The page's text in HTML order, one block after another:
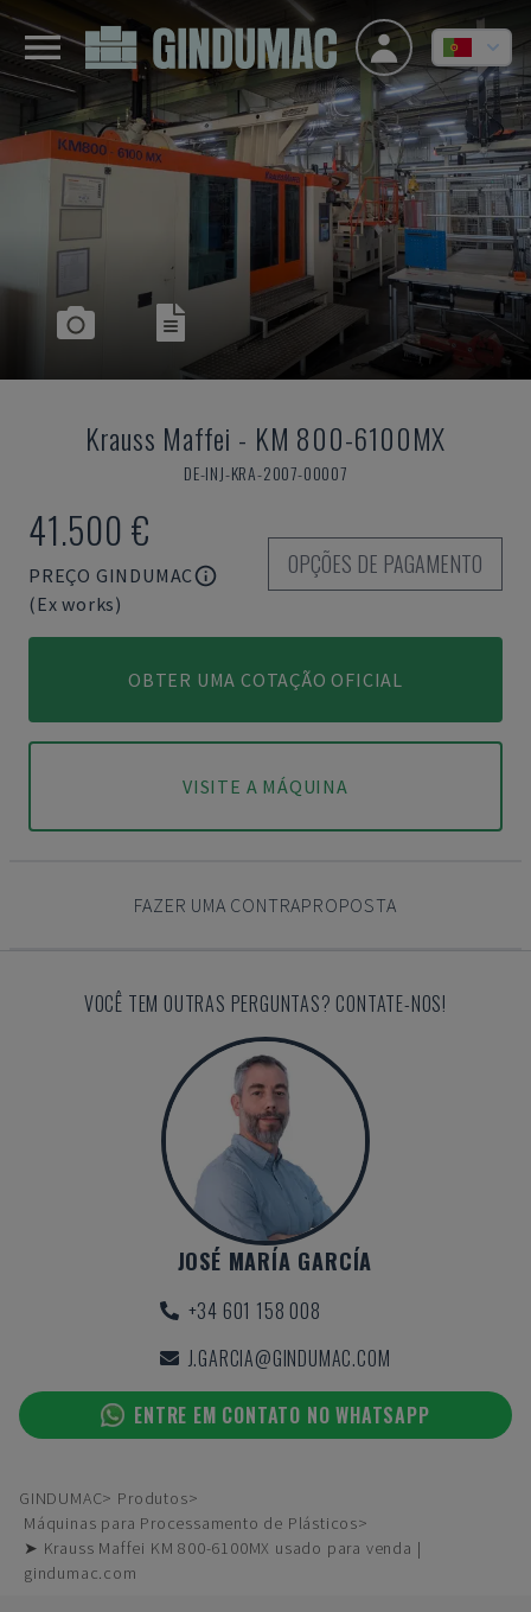
Krauss Maffei - KM 800-6100MX
DE-INJ-KRA-2007-00007
41.500 €
PREÇO GINDUMAC
(Ex works)
OPÇÕES DE PAGAMENTO
OBTER UMA COTAÇÃO OFICIAL
VISITE A MÁQUINA
FAZER UMA CONTRAPROPOSTA
VOCÊ TEM OUTRAS PERGUNTAS? CONTATE-NOS!
JOSÉ MARÍA GARCÍA
+34 601 158 008
J.GARCIA@GINDUMAC.COM
ENTRE EM CONTATO NO WHATSAPP
GINDUMAC
Produtos
Máquinas para Processamento de Plásticos
➤ Krauss Maffei KM 800-6100MX usado para venda |
gindumac.com